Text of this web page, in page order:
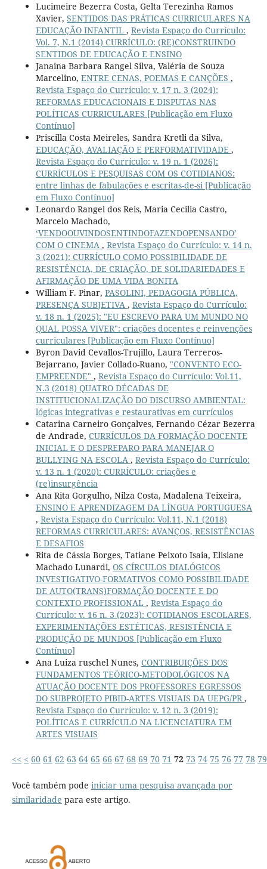
Lucimeire Bezerra Costa, Gelta Terezinha Ramos
Xavier, SENTIDOS DAS PRÁTICAS CURRICULARES NA
EDUCAÇÃO INFANTIL , Revista Espaço do Currículo:
Vol. 7, N.1 (2014) CURRÍCULO: (RE)CONSTRUINDO
SENTIDOS DE EDUCAÇÃO E ENSINO
Janaina Barbara Rangel Silva, Valéria de Souza
Marcelino, ENTRE CENAS, POEMAS E CANÇÕES ,
Revista Espaço do Currículo: v. 17 n. 3 (2024):
REFORMAS EDUCACIONAIS E DISPUTAS NAS
POLÍTICAS CURRICULARES [Publicação em Fluxo
Contínuo]
Priscilla Costa Meireles, Sandra Kretli da Silva,
EDUCAÇÃO, AVALIAÇÃO E PERFORMATIVIDADE ,
Revista Espaço do Currículo: v. 19 n. 1 (2026):
CURRÍCULOS E PESQUISAS COM OS COTIDIANOS:
entre linhas de fabulações e escritas-de-si [Publicação
em Fluxo Contínuo]
Leonardo Rangel dos Reis, Maria Cecilia Castro,
Marcelo Machado,
‘VENDOOUVINDOSENTINDOFAZENDOPENSANDO’
COM O CINEMA , Revista Espaço do Currículo: v. 14 n.
3 (2021): CURRÍCULO COMO POSSIBILIDADE DE
RESISTÊNCIA, DE CRIAÇÃO, DE SOLIDARIEDADES E
AFIRMAÇÃO DE UMA VIDA BONITA
William F. Pinar, PASOLINI, PEDAGOGIA PÚBLICA,
PRESENÇA SUBJETIVA , Revista Espaço do Currículo:
v. 18 n. 1 (2025): "EU ESCREVO PARA UM MUNDO NO
QUAL POSSA VIVER": criações docentes e reinvenções
curriculares [Publicação em Fluxo Contínuo]
Byron David Cevallos-Trujillo, Laura Terreros-
Bejarrano, Javier Collado-Ruano, "CONVENTO ECO-
EMPREENDE" , Revista Espaço do Currículo: Vol.11,
N.3 (2018) QUATRO DÉCADAS DE
INSTITUCIONALIZAÇÃO DO DISCURSO AMBIENTAL:
lógicas integrativas e restaurativas em currículos
Catarina Carneiro Gonçalves, Fernando Cézar Bezerra
de Andrade, CURRÍCULOS DA FORMAÇÃO DOCENTE
INICIAL E O DESPREPARO PARA MANEJAR O
BULLYING NA ESCOLA , Revista Espaço do Currículo:
v. 13 n. 1 (2020): CURRÍCULO: criações e
(re)insurgência
Ana Rita Gorgulho, Nilza Costa, Madalena Teixeira,
ENSINO E APRENDIZAGEM DA LÍNGUA PORTUGUESA
, Revista Espaço do Currículo: Vol.11, N.1 (2018)
REFORMAS CURRICULARES: AVANÇOS, RESISTÊNCIAS
E DESAFIOS
Rita de Cássia Borges, Tatiane Peixoto Isaia, Elisiane
Machado Lunardi, OS CÍRCULOS DIALÓGICOS
INVESTIGATIVO-FORMATIVOS COMO POSSIBILIDADE
DE AUTO(TRANS)FORMAÇÃO DOCENTE E DO
CONTEXTO PROFISSIONAL , Revista Espaço do
Currículo: v. 16 n. 3 (2023): COTIDIANOS ESCOLARES,
EXPERIMENTAÇÕES ESTÉTICAS, RESISTÊNCIA E
PRODUÇÃO DE MUNDOS [Publicação em Fluxo
Contínuo]
Ana Luiza ruschel Nunes, CONTRIBUIÇÕES DOS
FUNDAMENTOS TEÓRICO-METODOLÓGICOS NA
ATUAÇÃO DOCENTE DOS PROFESSORES EGRESSOS
DO SUBPROJETO PIBID-ARTES VISUAIS DA UEPG/PR,
Revista Espaço do Currículo: v. 12 n. 3 (2019):
POLÍTICAS E CURRÍCULO NA LICENCIATURA EM
ARTES VISUAIS
<< < 60 61 62 63 64 65 66 67 68 69 70 71 72 73 74 75 76 77 78 79
Você também pode iniciar uma pesquisa avançada por
similaridade para este artigo.